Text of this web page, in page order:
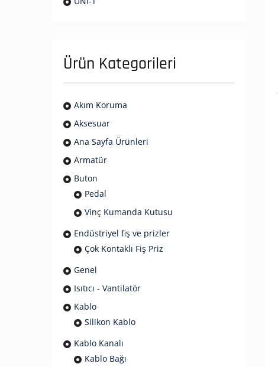
Ürün Kategorileri
Akım Koruma
Aksesuar
Ana Sayfa Ürünleri
Armatür
Buton
Pedal
Vinç Kumanda Kutusu
Endüstriyel fiş ve prizler
Çok Kontaklı Fiş Priz
Genel
Isıtıcı - Vantilatör
Kablo
Silikon Kablo
Kablo Kanalı
Kablo Bağı